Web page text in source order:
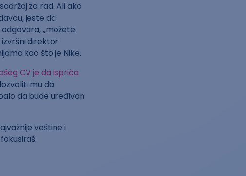
za rad. Ali ako
jeste da
„možete
direktor
kao što je Nike.
CV je da ispriča
mu da
da bude uređivan
veštine i